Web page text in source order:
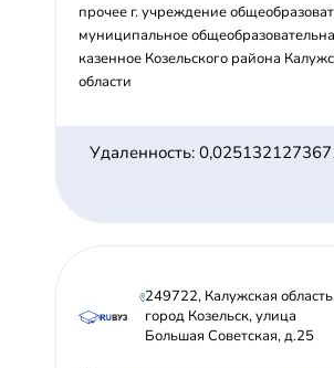
прочее г. учреждение
муниципальное
казенное Козельского района
области
Удаленность:
249722, Калужская
город Козельск, улица
Большая Советская, д.25